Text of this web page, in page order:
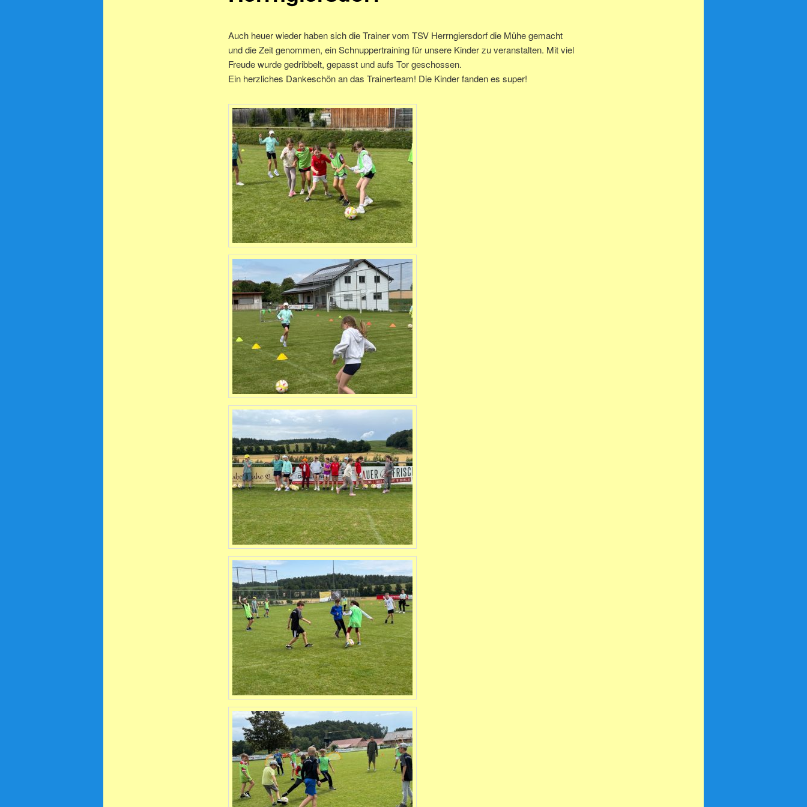
Auch heuer wieder haben sich die Trainer vom TSV Herrngiersdorf die Mühe gemacht
und die Zeit genommen, ein Schnuppertraining für unsere Kinder zu veranstalten. Mit viel
Freude wurde gedribbelt, gepasst und aufs Tor geschossen.
Ein herzliches Dankeschön an das Trainerteam! Die Kinder fanden es super!